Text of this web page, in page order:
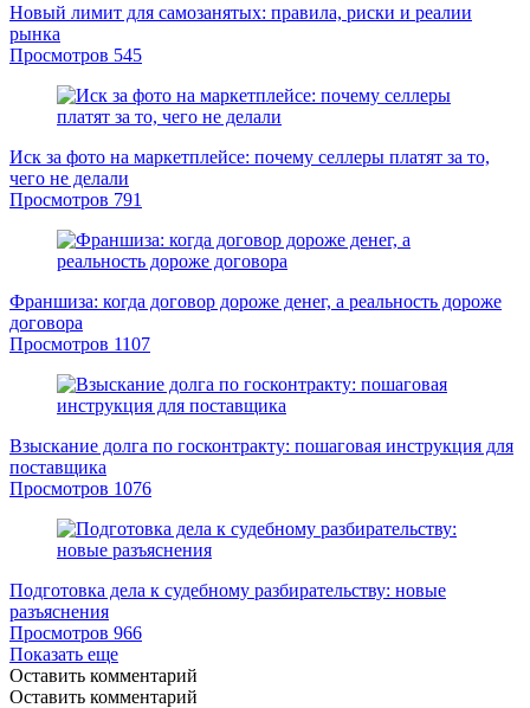
Новый лимит для самозанятых: правила, риски и реалии
рынка
Просмотров 545
Иск за фото на маркетплейсе: почему селлеры платят за то,
чего не делали
Просмотров 791
Франшиза: когда договор дороже денег, а реальность дороже
договора
Просмотров 1107
Взыскание долга по госконтракту: пошаговая инструкция для
поставщика
Просмотров 1076
Подготовка дела к судебному разбирательству: новые
разъяснения
Просмотров 966
Показать еще
Оставить комментарий
Оставить комментарий